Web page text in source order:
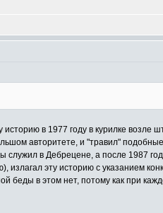
в 1977 году в курилке возле
авторитете, и "травил"
служил в Дебрецене, а после 1987
излагал эту историю с указанием
в этом нет, потому как при